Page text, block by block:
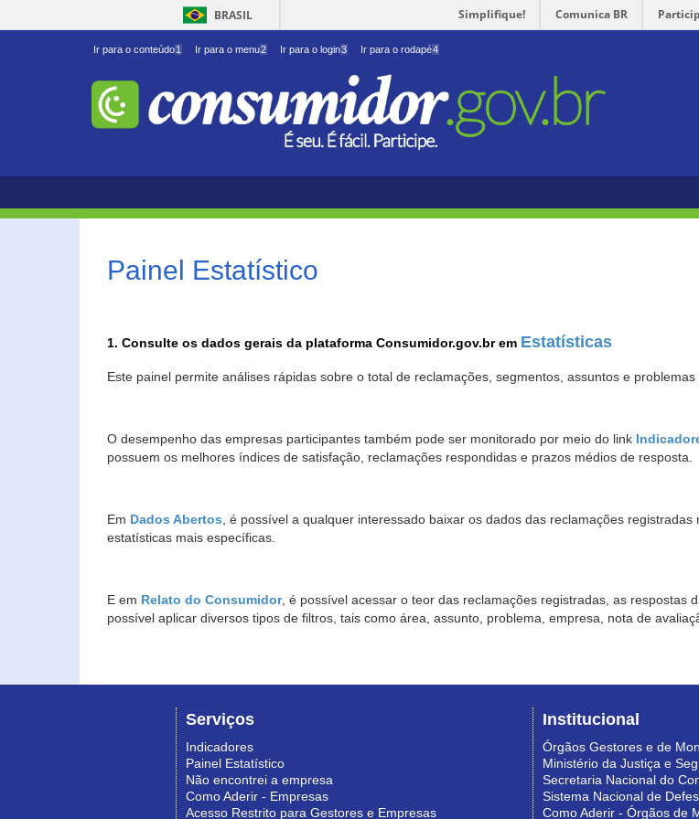
BRASIL Simplifique! Comunica BR
Ir para o conteúdo1 Ir para o menu2 Ir para o login3 Ir para o rodapé4
Painel Estatístico
1. Consulte os dados gerais da plataforma Consumidor.gov.br em Estatísticas
Este painel permite análises rápidas sobre o total de reclamações, segmentos, assuntos e
O desempenho das empresas participantes também pode ser monitorado por meio do link
possuem os melhores índices de satisfação, reclamações respondidas e prazos médios de resposta.
Em Dados Abertos, é possível a qualquer interessado baixar os dados das reclamações
estatísticas mais específicas.
E em Relato do Consumidor, é possível acessar o teor das reclamações registradas, as respostas
possível aplicar diversos tipos de filtros, tais como área, assunto, problema, empresa, nota de
Serviços
Indicadores
Painel Estatístico
Não encontrei a empresa
Como Aderir - Empresas
Acesso Restrito para Gestores e Empresas
Institucional
Órgãos Gestores e de
Ministério da Justiça e
Secretaria Nacional do
Sistema Nacional de
Como Aderir - Órgãos de